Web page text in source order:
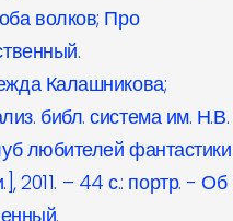
волков; Про
Калашникова;
библ. система им. Н.В.
любителей фантастики
2011. – 44 с.: портр. - Об